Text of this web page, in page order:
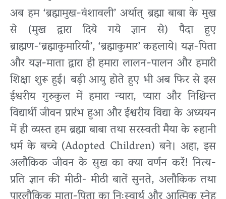
अब हम ‘ब्रह्मामुख-वंशावली’ अर्थात् ब्रह्मा बाबा के मुख
से (मुख द्वारा दिये गये ज्ञान से) पैदा हुए
ब्राह्मण-‘ब्रह्माकुमारियाँ’, ‘ब्रह्माकुमार’ कहलाये। यज्ञ-पिता
और यज्ञ-माता द्वारा ही हमारा लालन-पालन और हमारी
शिक्षा शुरू हुई। बड़ी आयु होते हुए भी अब फिर से इस
ईश्वरीय गुरुकुल में हमारा न्यारा, प्यारा और निश्चिन्त
विद्यार्थी जीवन प्रारंभ हुआ और ईश्वरीय विद्या के अध्ययन
में ही व्यस्त हम ब्रह्मा बाबा तथा सरस्वती मैया के रूहानी
धर्म के बच्चे (Adopted Children) बने। अहा, इस
अलौकिक जीवन के सुख का क्या वर्णन करें! नित्य-
प्रति ज्ञान की मीठी- मीठी बातें सुनते, अलौकिक तथा